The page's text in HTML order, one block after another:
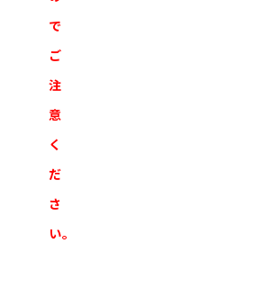
で
ご
注
意
く
だ
さ
い。